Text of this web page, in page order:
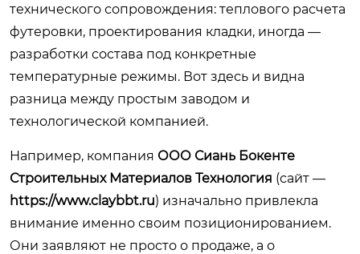
технического сопровождения: теплового расчета
футеровки, проектирования кладки, иногда —
разработки состава под конкретные
температурные режимы. Вот здесь и видна
разница между простым заводом и
технологической компанией.
Например, компания ООО Сиань Бокенте
Строительных Материалов Технология (сайт —
https://www.claybbt.ru) изначально привлекла
внимание именно своим позиционированием.
Они заявляют не просто о продаже, а о